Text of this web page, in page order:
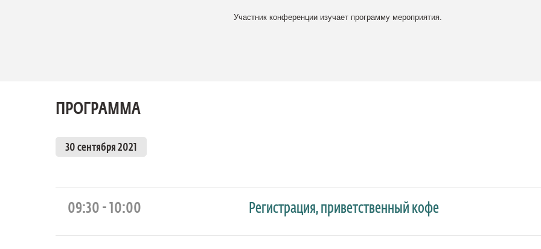
Участник конференции изучает программу мероприятия.
ПРОГРАММА
30 сентября 2021
09:30 - 10:00 Регистрация, приветственный кофе